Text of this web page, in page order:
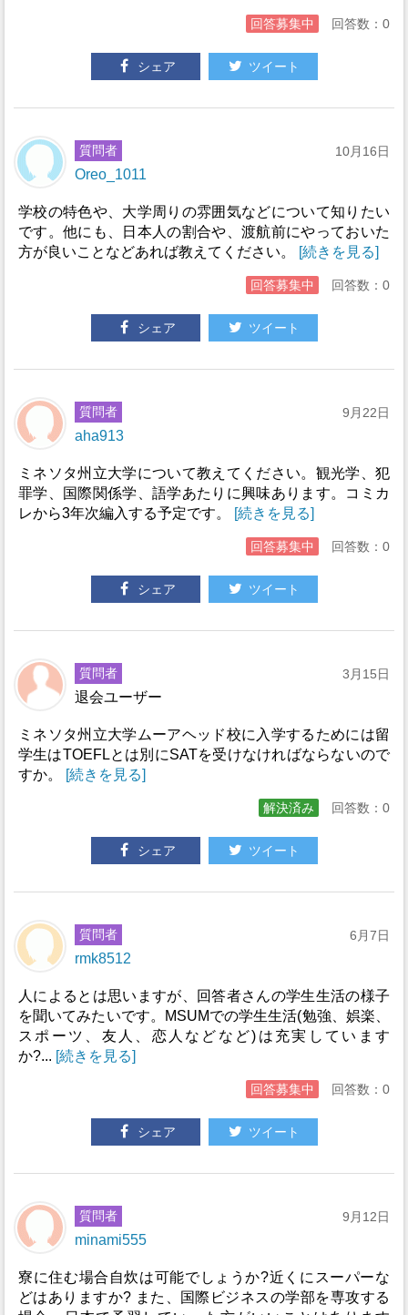
回答募集中 回答数：0
シェア ツイート
質問者
Oreo_1011
10月16日
学校の特色や、大学周りの雰囲気などについて知りたい
です。他にも、日本人の割合や、渡航前にやっておいた
方が良いことなどあれば教えてください。
[続きを見る]
回答募集中 回答数：0
シェア ツイート
質問者
aha913
9月22日
ミネソタ州立大学について教えてください。観光学、犯
罪学、国際関係学、語学あたりに興味あります。コミカ
レから3年次編入する予定です。
[続きを見る]
回答募集中 回答数：0
シェア ツイート
質問者
退会ユーザー
3月15日
ミネソタ州立大学ムーアヘッド校に入学するためには留
学生はTOEFLとは別にSATを受けなければならないので
すか。
[続きを見る]
解決済み 回答数：0
シェア ツイート
質問者
rmk8512
6月7日
人によるとは思いますが、回答者さんの学生生活の様子
を聞いてみたいです。MSUMでの学生生活(勉強、娯楽、
スポーツ、友人、恋人などなど)は充実しています
か?... [続きを見る]
回答募集中 回答数：0
シェア ツイート
質問者
minami555
9月12日
寮に住む場合自炊は可能でしょうか?近くにスーパーな
どはありますか? また、国際ビジネスの学部を専攻する